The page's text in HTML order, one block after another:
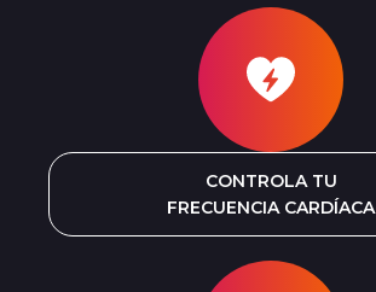
CONTROLA TU
FRECUENCIA CARDÍACA